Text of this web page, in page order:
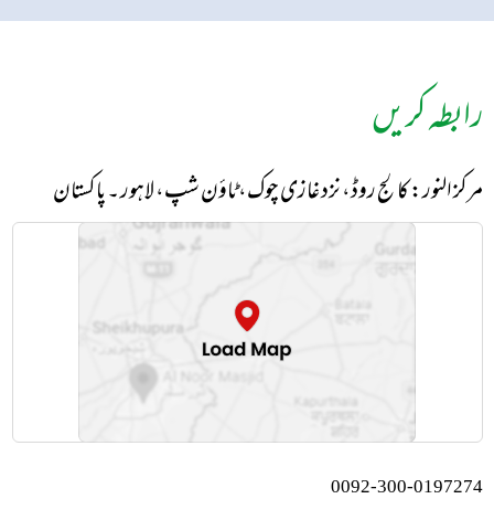
رابطہ کریں
مرکز النور: کالج روڈ، نزد غازی چوک، ٹاؤن شپ، لاہور ۔ پاکستان
0092-300-0197274